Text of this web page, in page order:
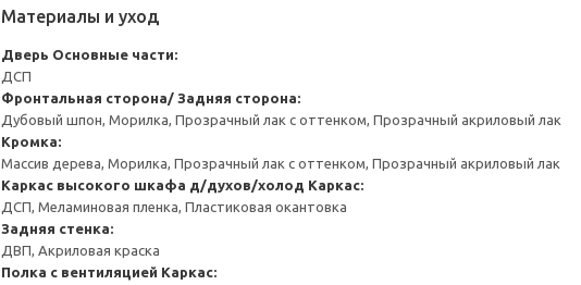
Материалы и уход
Дверь Основные части:
ДСП
Фронтальная сторона/ Задняя сторона:
Дубовый шпон, Морилка, Прозрачный лак с оттенком, Прозрачный акриловый лак
Кромка:
Массив дерева, Морилка, Прозрачный лак с оттенком, Прозрачный акриловый лак
Каркас высокого шкафа д/духов/холод Каркас:
ДСП, Меламиновая пленка, Пластиковая окантовка
Задняя стенка:
ДВП, Акриловая краска
Полка с вентиляцией Каркас: